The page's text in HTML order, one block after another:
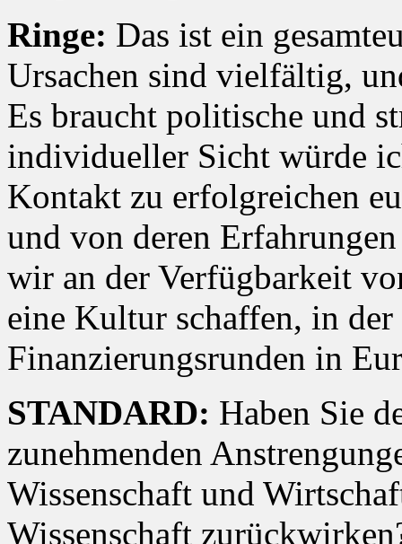
Ringe: Das ist ein
Ursachen sind vielfältig,
Es braucht politische und
individueller Sicht würde
Kontakt zu erfolgreichen
und von deren
wir an der Verfügbarkeit
eine Kultur schaffen, in
Finanzierungsrunden in
STANDARD: Haben Sie
zunehmenden
Wissenschaft und
Wissenschaft